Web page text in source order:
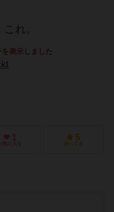
れ。
表示しました
1
お気に入り
5
持ってる